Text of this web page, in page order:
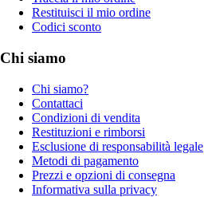
Restituisci il mio ordine
Codici sconto
Chi siamo
Chi siamo?
Contattaci
Condizioni di vendita
Restituzioni e rimborsi
Esclusione di responsabilità legale
Metodi di pagamento
Prezzi e opzioni di consegna
Informativa sulla privacy